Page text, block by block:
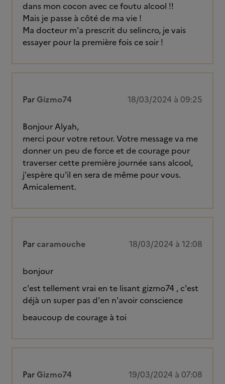
dans mon cocon avec ce foutu alcool !!
Mais je passe à côté de ma vie !
Ma docteur m'a prescrit du selincro, je vais
essayer pour la première fois ce soir !
Par Gizmo74 18/03/2024 à 09:25
Bonjour Alyah,
merci pour votre retour. Votre message va me
donner un peu de force et de courage pour
traverser cette première journée sans alcool,
j'espère qu'il en sera de même pour vous.
Amicalement.
Par caramouche 18/03/2024 à 12:08
bonjour
c'est tellement vrai en te lisant gizmo74 , c'est
déjà un super pas d'en n'avoir conscience
beaucoup de courage à toi
Par Gizmo74 19/03/2024 à 07:08